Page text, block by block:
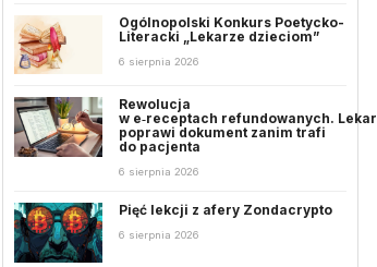
Ogólnopolski Konkurs Poetycko-
Literacki „Lekarze dzieciom”
6 sierpnia 2026
Rewolucja
w e‑receptach refundowanych.
poprawi dokument zanim trafi
do pacjenta
6 sierpnia 2026
Pięć lekcji z afery Zondacrypto
6 sierpnia 2026